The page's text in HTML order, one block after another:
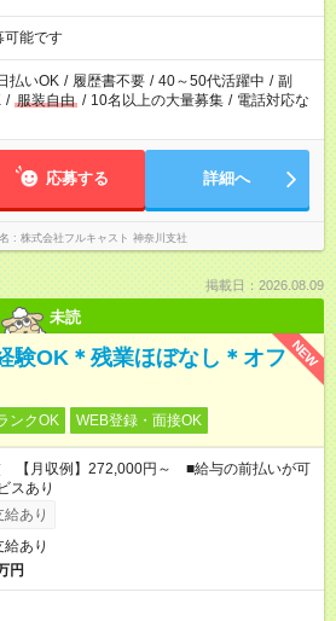
可能です
払いOK / 履歴書不要 / 40～50代活躍中 / 副
/ 服装自由 / 10名以上の大量募集 / 電話対応な
応募する 詳細へ
株式会社フルキャスト 神奈川支社
掲載日：2026.08.09
未読
NEW
験OK＊残業ほぼなし＊オフ
ンクOK WEB登録・面接OK
【月収例】272,000円～ ■給与の前払いが可
スあり
あり
あり
円